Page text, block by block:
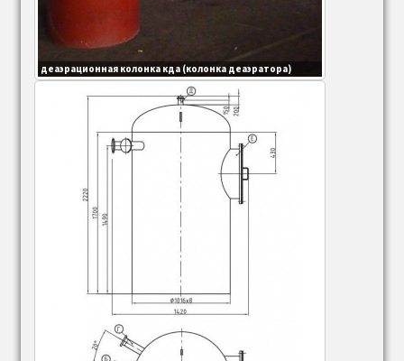
деаэрационная колонка кда (колонка деаэратора)